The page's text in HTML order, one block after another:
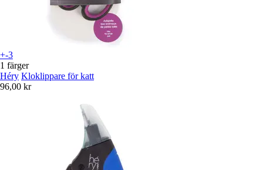
+-3
1 färger
Héry Kloklippare för katt
96,00 kr